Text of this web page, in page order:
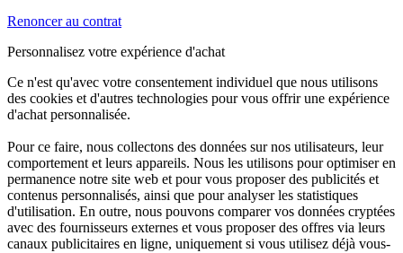
Renoncer au contrat
Personnalisez votre expérience d'achat
Ce n'est qu'avec votre consentement individuel que nous utilisons
des cookies et d'autres technologies pour vous offrir une expérience
d'achat personnalisée.
Pour ce faire, nous collectons des données sur nos utilisateurs, leur
comportement et leurs appareils. Nous les utilisons pour optimiser en
permanence notre site web et pour vous proposer des publicités et
contenus personnalisés, ainsi que pour analyser les statistiques
d'utilisation. En outre, nous pouvons comparer vos données cryptées
avec des fournisseurs externes et vous proposer des offres via leurs
canaux publicitaires en ligne, uniquement si vous utilisez déjà vous-